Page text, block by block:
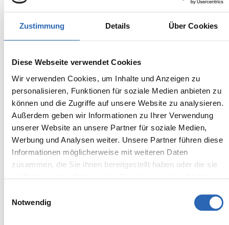
Zustimmung Details Über Cookies
Diese Webseite verwendet Cookies
Wir verwenden Cookies, um Inhalte und Anzeigen zu
personalisieren, Funktionen für soziale Medien anbieten zu
können und die Zugriffe auf unsere Website zu analysieren.
Außerdem geben wir Informationen zu Ihrer Verwendung
unserer Website an unsere Partner für soziale Medien,
Werbung und Analysen weiter. Unsere Partner führen diese
Informationen möglicherweise mit weiteren Daten
zusammen, die Sie ihnen bereitgestellt haben oder die sie
Notwendig
BMW Kürzlich reduziert
132.590,00€
MwSt. ist ausweisbar